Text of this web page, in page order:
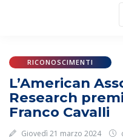
RICONOSCIMENTI
L’American
Research
Franco Cavalli
Giovedì 21 marzo 2024